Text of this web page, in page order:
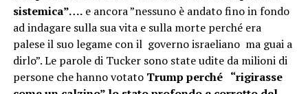
sistemica”….e ancora ”nessuno è andato fino in fondo
ad indagare sulla sua vita e sulla morte perché era
palese il suo legame con il governo israeliano ma guai a
dirlo”. Le parole di Tucker sono state udite da milioni di
persone che hanno votato Trump perché “rigirasse